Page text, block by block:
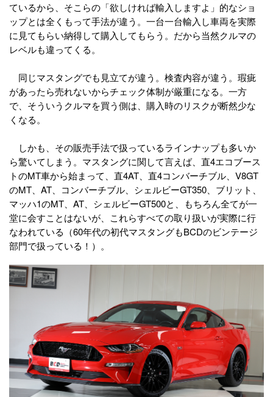
ているから、そこらの「欲しければ輸入しますよ」的なショ
ップとは全くもって手法が違う。一台一台輸入し車両を実際
に見てもらい納得して購入してもらう。だから当然クルマの
レベルも違ってくる。
同じマスタングでも見立てが違う。検査内容が違う。瑕疵
があったら売れないからチェック体制が厳重になる。一方
で、そういうクルマを買う側は、購入時のリスクが断然少な
くなる。
しかも、その販売手法で扱っているラインナップも多いか
ら驚いてしまう。マスタングに関して言えば、直4エコブース
トのMT車から始まって、直4AT、直4コンバーチブル、V8GT
のMT、AT、コンバーチブル、シェルビーGT350、ブリット、
マッハ1のMT、AT、シェルビーGT500と、もちろん全てが一
堂に会すことはないが、これらすべての取り扱いが実際に行
なわれている（60年代の初代マスタングもBCDのビンテージ
部門で扱っている！）。